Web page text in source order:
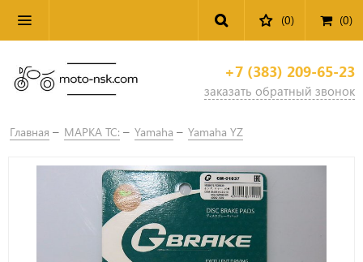
(0) (0)
+7 (383) 209-65-23
заказать обратный звонок
Главная МАРКА ТС: Yamaha Yamaha YZ